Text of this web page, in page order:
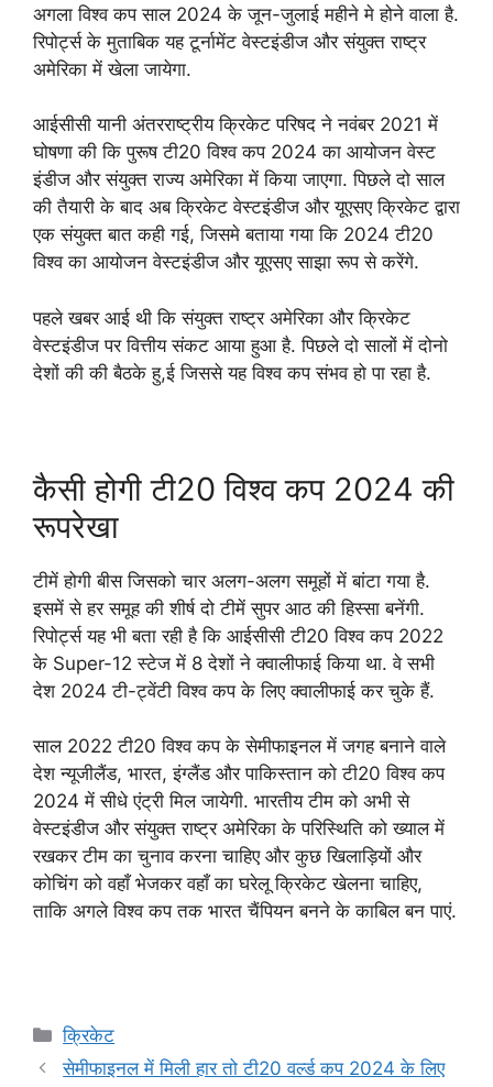
अगला विश्व कप साल 2024 के जून-जुलाई महीने मे होने वाला है.
रिपोर्ट्स के मुताबिक यह टूर्नामेंट वेस्टइंडीज और संयुक्त राष्ट्र
अमेरिका में खेला जायेगा.
आईसीसी यानी अंतरराष्ट्रीय क्रिकेट परिषद ने नवंबर 2021 में
घोषणा की कि पुरूष टी20 विश्व कप 2024 का आयोजन वेस्ट
इंडीज और संयुक्त राज्य अमेरिका में किया जाएगा. पिछले दो साल
की तैयारी के बाद अब क्रिकेट वेस्टइंडीज और यूएसए क्रिकेट द्वारा
एक संयुक्त बात कही गई, जिसमे बताया गया कि 2024 टी20
विश्व का आयोजन वेस्टइंडीज और यूएसए साझा रूप से करेंगे.
पहले खबर आई थी कि संयुक्त राष्ट्र अमेरिका और क्रिकेट
वेस्टइंडीज पर वित्तीय संकट आया हुआ है. पिछले दो सालों में दोनो
देशों की की बैठके हु,ई जिससे यह विश्व कप संभव हो पा रहा है.
कैसी होगी टी20 विश्व कप 2024 की
रूपरेखा
टीमें होगी बीस जिसको चार अलग-अलग समूहों में बांटा गया है.
इसमें से हर समूह की शीर्ष दो टीमें सुपर आठ की हिस्सा बनेंगी.
रिपोर्ट्स यह भी बता रही है कि आईसीसी टी20 विश्व कप 2022
के Super-12 स्टेज में 8 देशों ने क्वालीफाई किया था. वे सभी
देश 2024 टी-ट्वेंटी विश्व कप के लिए क्वालीफाई कर चुके हैं.
साल 2022 टी20 विश्व कप के सेमीफाइनल में जगह बनाने वाले
देश न्‍यूजीलैंड, भारत, इंग्‍लैंड और पाकिस्‍तान को टी20 विश्व कप
2024 में सीधे एंट्री मिल जायेगी. भारतीय टीम को अभी से
वेस्टइंडीज और संयुक्त राष्ट्र अमेरिका के परिस्थिति को ख्याल में
रखकर टीम का चुनाव करना चाहिए और कुछ खिलाड़ियों और
कोचिंग को वहाँ भेजकर वहाँ का घरेलू क्रिकेट खेलना चाहिए,
ताकि अगले विश्व कप तक भारत चैंपियन बनने के काबिल बन पाएं.
Categories
क्रिकेट
सेमीफाइनल में मिली हार तो टी20 वर्ल्ड कप 2024 के लिए